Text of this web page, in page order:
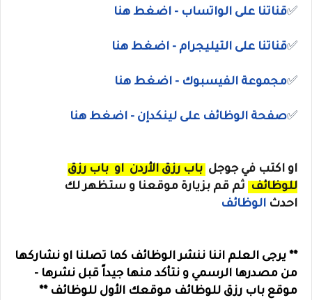
✅قناتنا على الواتساب - اضغط هنا
✅قناتنا على التيليجرام - اضغط هنا
✅مجموعة الفيسبوك - اضغط هنا
✅صفحة الوظائف على لينكدإن - اضغط هنا
او اكتب في جوجل باب رزق الأردن او باب رزق
للوظائف
ثم قم بزيارة موقعنا و ستظهر لك
احدث الوظائف
** يرجى العلم اننا ننشر الوظائف كما تصلنا او نشاركها
من مصدرها الرسمي و نتأكد منها جيداً قبل نشرها -
موقع باب رزق للوظائف موقعك الأول للوظائف **